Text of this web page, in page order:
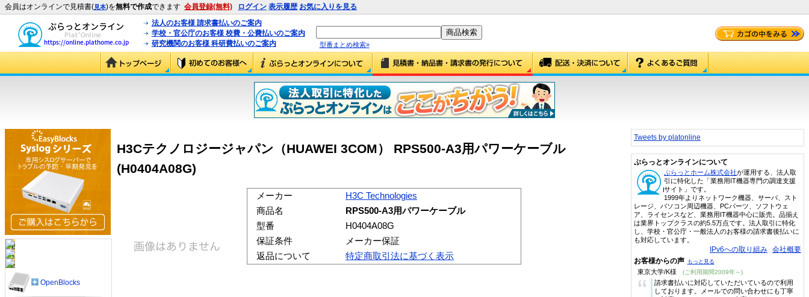
会員はオンラインで見積書(見本)を無料で作成できます 会員登録(無料) ログイン 表示履歴 お気に入りを見る
法人のお客様 請求書払いのご案内
学校・官公庁のお客様 校費・公費払いのご案内
研究機関のお客様 科研費払いのご案内
型番まとめ検索»
H3Cテクノロジージャパン（HUAWEI 3COM） RPS500-A3用パワーケーブル
(H0404A08G)
メーカー
H3C Technologies
商品名
RPS500-A3用パワーケーブル
型番
H0404A08G
保証条件
メーカー保証
返品について
特定商取引法に基づく表示
OpenBlocks
Tweets by platonline
ぷらっとオンラインについて
ぷらっとホーム株式会社が運用する、法人取
引に特化した「業務用IT機器専門の調達支援
サイト」です。
1999年よりネットワーク機器、サーバ、スト
レージ、パソコン周辺機器、PCパーツ、ソフトウェ
ア、ライセンスなど、業務用IT機器中心に販売。品揃え
は業界トップクラスの約5.5万点です。法人取引に特化
し、学校・官公庁・一般法人のお客様の請求書後払いに
も対応しています。
IPv6への取り組み 会社概要
お客様からの声 もっと見る
東京大学/K様 (ご利用期間2009年～)
“
請求書払いに対応していただいているので利用
しております。メールでの問い合わせにも丁寧